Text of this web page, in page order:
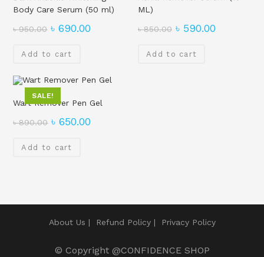
Body Care Serum (50 ml)
৳950.00 ৳690.00
Add to cart
ML)
৳850.00 ৳ 590.00
Add to cart
SALE!
Wart Remover Pen Gel
৳890.00 ৳650.00
Add to cart
About Us Refund Policy Privacy Policy
© Copyright @CONFIDENCE SHOP